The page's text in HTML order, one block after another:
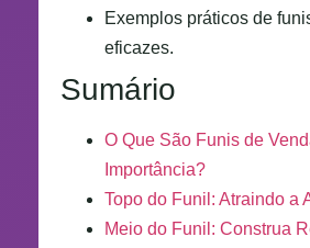
Exemplos práticos de
eficazes.
Sumário
O Que São Funis de
Importância?
Topo do Funil: Atraindo a
Meio do Funil: Construa